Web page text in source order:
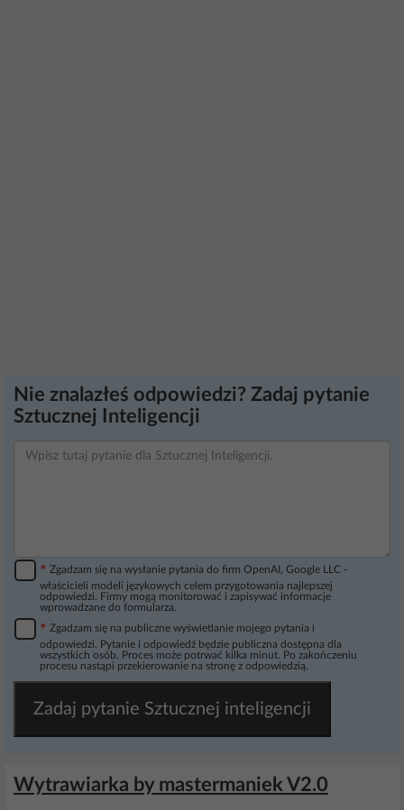
Nie znalazłeś odpowiedzi? Zadaj pytanie
Sztucznej Inteligencji
* Zgadzam się na wysłanie pytania do firm OpenAI, Google LLC -
właścicieli modeli językowych celem przygotowania najlepszej
odpowiedzi. Firmy mogą monitorować i zapisywać informacje
wprowadzane do formularza.
* Zgadzam się na publiczne wyświetlanie mojego pytania i
odpowiedzi. Pytanie i odpowiedź będzie publiczna dostępna dla
wszystkich osób. Proces może potrwać kilka minut. Po zakończeniu
procesu nastąpi przekierowanie na stronę z odpowiedzią.
Zadaj pytanie Sztucznej inteligencji
Wytrawiarka by mastermaniek V2.0